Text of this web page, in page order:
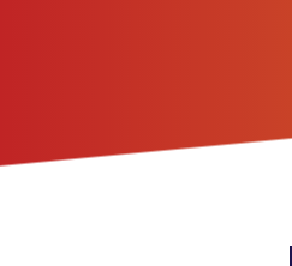
nu putem